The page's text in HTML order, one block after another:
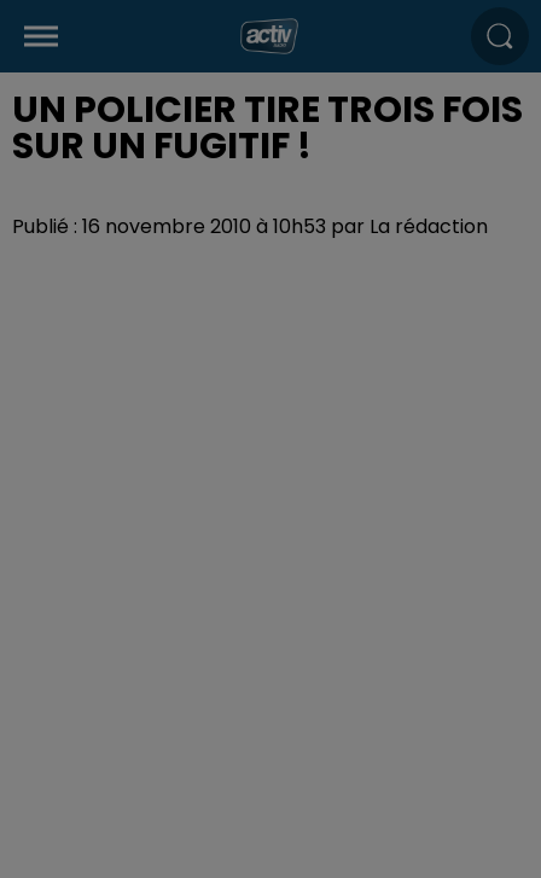
UN POLICIER TIRE TROIS FOIS
SUR UN FUGITIF !
Publié : 16 novembre 2010 à 10h53 par La rédaction